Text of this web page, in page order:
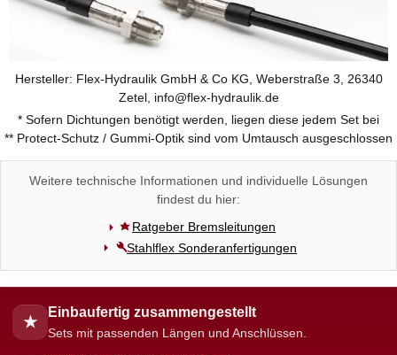
Hersteller: Flex-Hydraulik GmbH & Co KG, Weberstraße 3, 26340
Zetel, info@flex-hydraulik.de
* Sofern Dichtungen benötigt werden, liegen diese jedem Set bei
** Protect-Schutz / Gummi-Optik sind vom Umtausch ausgeschlossen
Weitere technische Informationen und individuelle Lösungen
findest du hier:
Ratgeber Bremsleitungen
Stahlflex Sonderanfertigungen
★
Einbaufertig zusammengestellt
Sets mit passenden Längen und Anschlüssen.